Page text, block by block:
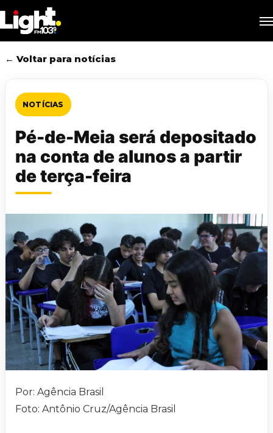
to
main
content
← Voltar para notícias
NOTÍCIAS
Pé-de-Meia será depositado
na conta de alunos a partir
de terça-feira
Por: Agência Brasil
Foto: Antônio Cruz/Agência Brasil